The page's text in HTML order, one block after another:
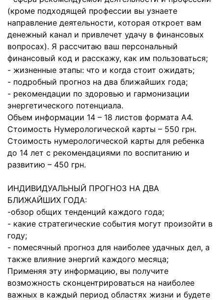
(кроме подходящей профессии вы узнаете
направление деятельности, которая откроет вам
денежный канал и привлечет удачу в финансовых
вопросах). Я рассчитаю ваш персональный
финансовый код и расскажу, как им пользоваться;
- жизненные этапы: что и когда стоит ожидать;
- подробный прогноз на два ближайших года;
- рекомендации по здоровью и гармонизации
энергетического потенциала.
Объем информации 14 – 18 листов формата А4.
Стоимость Нумерологической карты – 550 грн.
Стоимость нумерологической карты для ребенка
до 14 лет с рекомендациями по воспитанию и
развитию – 450 грн.
ИНДИВИДУАЛЬНЫЙ ПРОГНОЗ НА ДВА
БЛИЖАЙШИХ ГОДА:
-обзор общих тенденций каждого года;
- какие стратегические события могут произойти в
году;
- помесячный прогноз для наиболее удачных дел, а
также влияние энергий каждого месяца;
Применяя эту информацию, вы получите
возможность сконцентрироваться на наиболее
важных в каждый период областях жизни и будете